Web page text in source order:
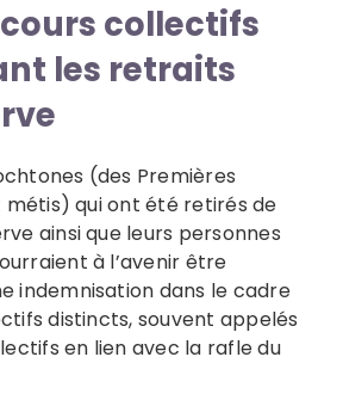
collectifs
les retraits
(des Premières
métis) qui ont été retirés de
ainsi que leurs personnes
à l’avenir être
indemnisation dans le cadre
distincts, souvent appelés
en lien avec la rafle du